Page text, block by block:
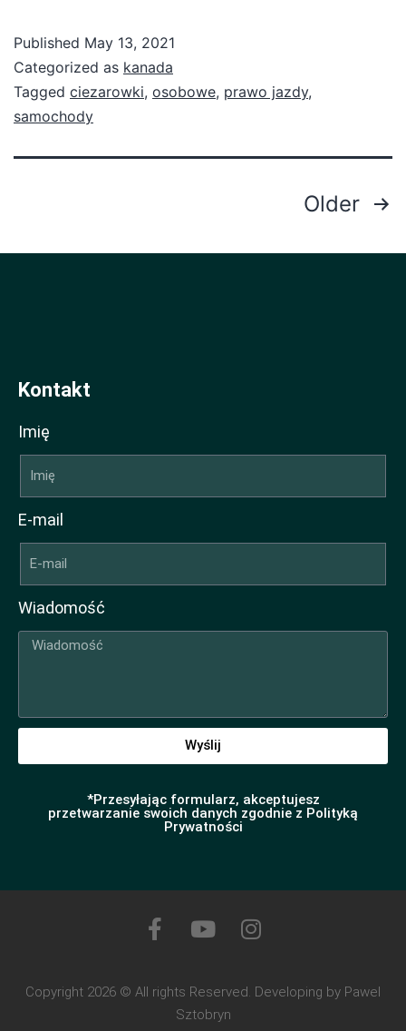
Published May 13, 2021
Categorized as kanada
Tagged ciezarowki, osobowe, prawo jazdy,
samochody
Older
Kontakt
Imię
E-mail
Wiadomość
Wyślij
*Przesyłając formularz, akceptujesz
przetwarzanie swoich danych zgodnie z Polityką
Prywatności
Copyright 2026 © All rights Reserved. Developing by Pawel
Sztobryn